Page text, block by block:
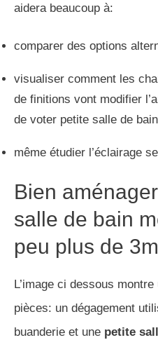
aidera beaucoup à:
comparer des options
visualiser comment les
de finitions vont modifier
de voter petite salle de
même étudier l’éclairage
Bien
salle de bain
peu plus de
L’image ci dessous
pièces: un dégagement
buanderie et une petite